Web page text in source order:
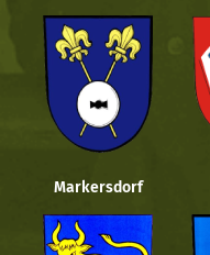
Markersdorf